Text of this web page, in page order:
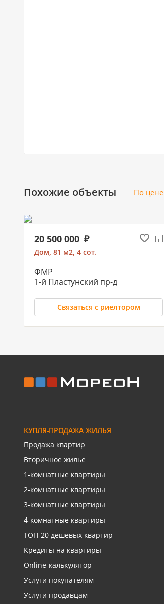
Похожие объекты По цене
20 500 000
Дом, 81 м2, 4 сот.
ФМР
1-й Пластунский пр-д
Связаться с риелтором
Часть дома, 157.2 м2
КУПЛЯ-ПРОДАЖА ЖИЛЬЯ
Продажа квартир
Вторичное жилье
1-комнатные квартиры
2-комнатные квартиры
3-комнатные квартиры
4-комнатные квартиры
ТОП-20 дешевых квартир
Кредиты на квартиры
Online-калькулятор
Услуги покупателям
Услуги продавцам